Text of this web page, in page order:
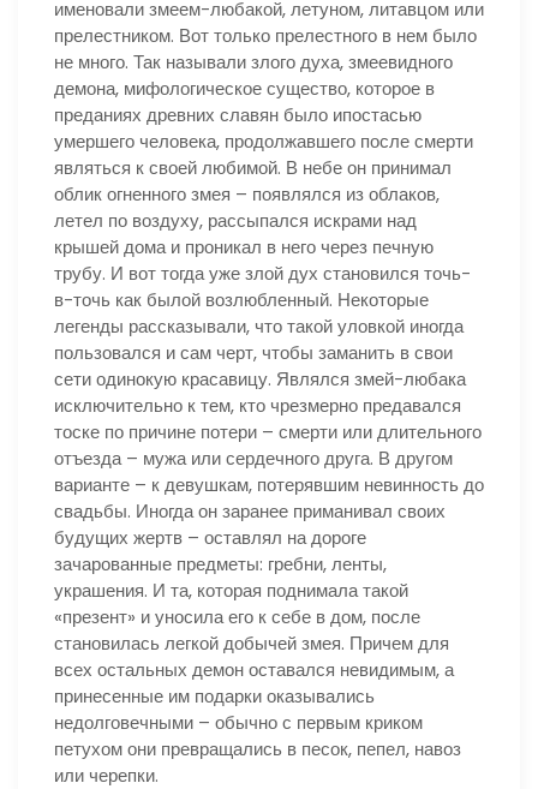
именовали змеем-любакой, летуном, литавцом или
прелестником. Вот только прелестного в нем было
не много. Так называли злого духа, змеевидного
демона, мифологическое существо, которое в
преданиях древних славян было ипостасью
умершего человека, продолжавшего после смерти
являться к своей любимой. В небе он принимал
облик огненного змея – появлялся из облаков,
летел по воздуху, рассыпался искрами над
крышей дома и проникал в него через печную
трубу. И вот тогда уже злой дух становился точь-
в-точь как былой возлюбленный. Некоторые
легенды рассказывали, что такой уловкой иногда
пользовался и сам черт, чтобы заманить в свои
сети одинокую красавицу. Являлся змей-любака
исключительно к тем, кто чрезмерно предавался
тоске по причине потери – смерти или длительного
отъезда – мужа или сердечного друга. В другом
варианте – к девушкам, потерявшим невинность до
свадьбы. Иногда он заранее приманивал своих
будущих жертв – оставлял на дороге
зачарованные предметы: гребни, ленты,
украшения. И та, которая поднимала такой
«презент» и уносила его к себе в дом, после
становилась легкой добычей змея. Причем для
всех остальных демон оставался невидимым, а
принесенные им подарки оказывались
недолговечными – обычно с первым криком
петухом они превращались в песок, пепел, навоз
или черепки.